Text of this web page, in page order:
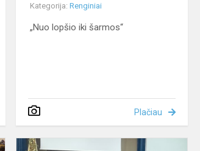
Kategorija:Renginiai
„Nuo lopšio iki šarmos“
Plačiau
Akcija